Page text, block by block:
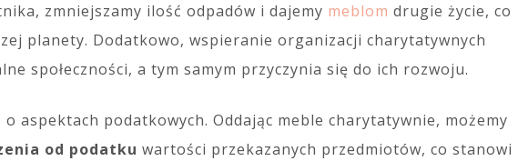
zmniejszamy ilość odpadów i dajemy meblom drugie życie, co
planety. Dodatkowo, wspieranie organizacji charytatywnych
społeczności, a tym samym przyczynia się do ich rozwoju.
aspektach podatkowych. Oddając meble charytatywnie, możemy
od podatku wartości przekazanych przedmiotów, co stanowi